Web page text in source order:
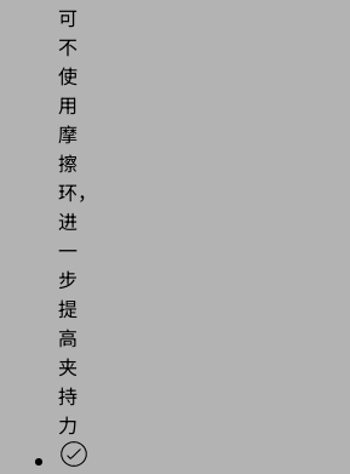
可
不
使
用
摩
擦
环，
进
一
步
提
高
夹
持
力